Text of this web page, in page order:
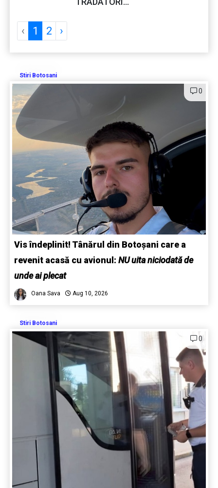
‹ 1 2 ›
Stiri Botosani
0
Vis îndeplinit! Tânărul din Botoșani care a
revenit acasă cu avionul: NU uita niciodată de
unde ai plecat
Oana Sava Aug 10, 2026
Stiri Botosani
0